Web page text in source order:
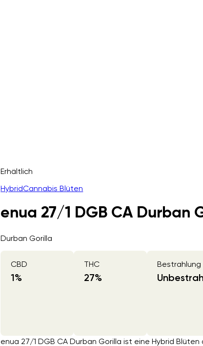
Erhältlich
HybridCannabis Blüten
enua 27/1 DGB CA Durban
Durban Gorilla
CBD
1%
THC
27%
Bestrahlung
enua 27/1 DGB CA Durban Gorilla ist eine Hybrid